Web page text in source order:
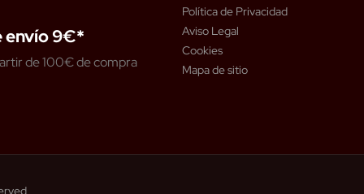
envío 9€*
de 100€ de compra
Política de Privacidad
Aviso Legal
Cookies
Mapa de sitio